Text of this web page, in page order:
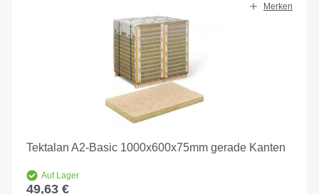
Merken
Tektalan A2-Basic 1000x600x75mm gerade Kanten
Auf Lager
49,63 €